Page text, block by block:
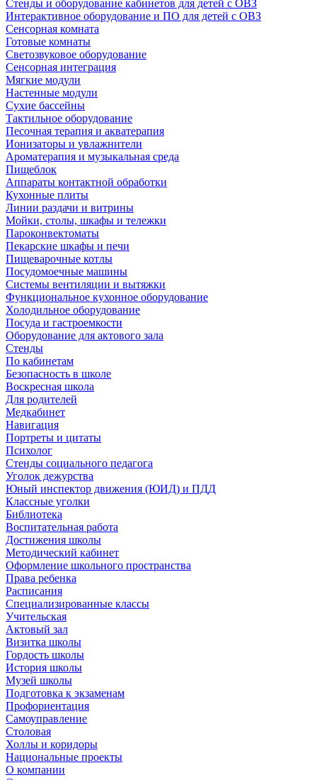
Стенды и оборудование кабинетов для детей с ОВЗ
Интерактивное оборудование и ПО для детей с ОВЗ
Сенсорная комната
Готовые комнаты
Светозвуковое оборудование
Сенсорная интеграция
Мягкие модули
Настенные модули
Сухие бассейны
Тактильное оборудование
Песочная терапия и акватерапия
Ионизаторы и увлажнители
Ароматерапия и музыкальная среда
Пищеблок
Аппараты контактной обработки
Кухонные плиты
Линии раздачи и витрины
Мойки, столы, шкафы и тележки
Пароконвектоматы
Пекарские шкафы и печи
Пищеварочные котлы
Посудомоечные машины
Системы вентиляции и вытяжки
Функциональное кухонное оборудование
Холодильное оборудование
Посуда и гастроемкости
Оборудование для актового зала
Стенды
По кабинетам
Безопасность в школе
Воскресная школа
Для родителей
Медкабинет
Навигация
Портреты и цитаты
Психолог
Стенды социального педагога
Уголок дежурства
Юный инспектор движения (ЮИД) и ПДД
Классные уголки
Библиотека
Воспитательная работа
Достижения школы
Методический кабинет
Оформление школьного пространства
Права ребенка
Расписания
Специализированные классы
Учительская
Актовый зал
Визитка школы
Гордость школы
История школы
Музей школы
Подготовка к экзаменам
Профориентация
Самоуправление
Столовая
Холлы и коридоры
Национальные проекты
О компании